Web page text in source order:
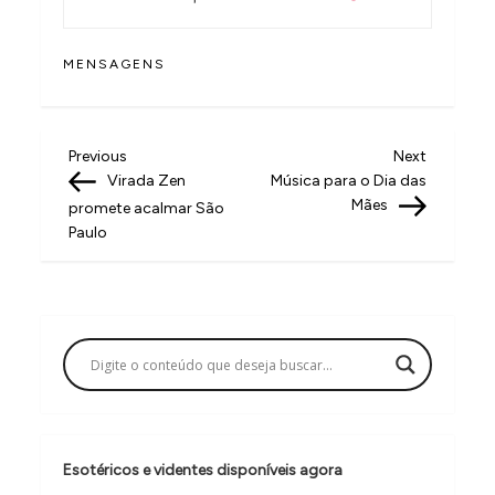
MENSAGENS
N
a
v
a
ç
o
Previous
Post
Previous
Virada Zen
promete acalmar São
Paulo
Next
Post
Next
Música para o Dia das
Mães
Esotéricos e videntes disponíveis agora